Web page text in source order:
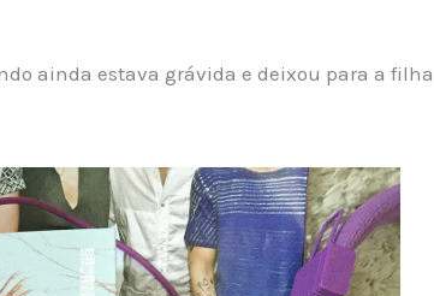
ainda estava grávida e deixou para a filha